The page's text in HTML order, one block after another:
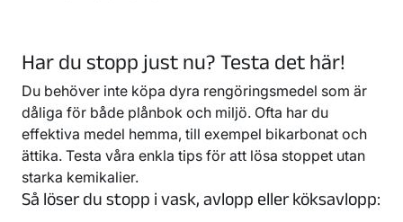
Har du stopp just nu? Testa det här!
Du behöver inte köpa dyra rengöringsmedel som är
dåliga för både plånbok och miljö. Ofta har du
effektiva medel hemma, till exempel bikarbonat och
ättika. Testa våra enkla tips för att lösa stoppet utan
starka kemikalier.
Så löser du stopp i vask, avlopp eller köksavlopp: